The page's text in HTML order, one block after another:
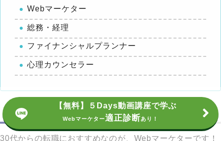
Webマーケター
総務・経理
ファイナンシャルプランナー
心理カウンセラー
Webマーケター
30代からの転職におすすめなのが、Webマーケターです！
【無料】５Days動画講座で学ぶ
Webマーケター適正診断あり！